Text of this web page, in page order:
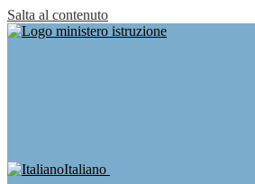
Salta al contenuto
Italiano